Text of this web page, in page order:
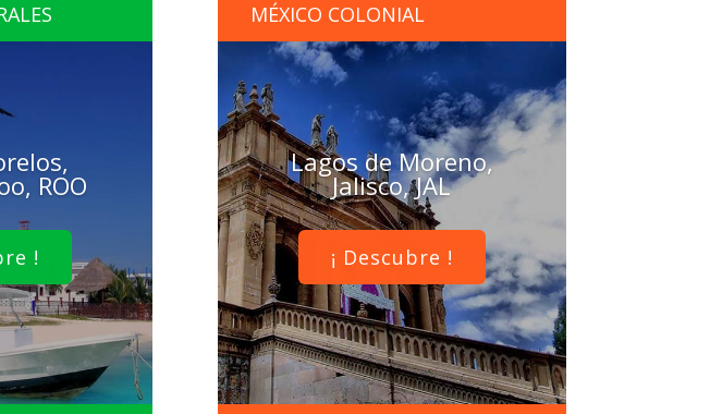
ROO
!
MÉXICO COLONIAL
Lagos de Moreno,
Jalisco, JAL
¡ Descubre !